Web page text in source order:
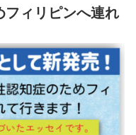
フィリピンへ連れ